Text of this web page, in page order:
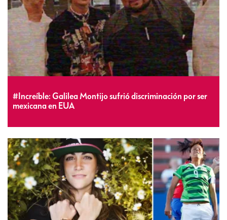
#Increíble: Galilea Montijo sufrió discriminación por ser
mexicana en EUA